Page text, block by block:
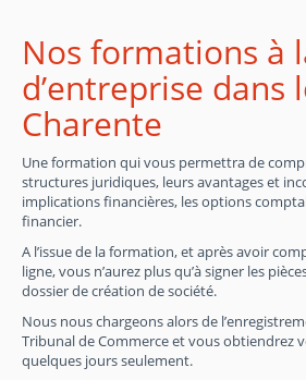
Nos formations à
d’entreprise dans
Charente
Une formation qui vous permettra de
structures juridiques, leurs avantages et
implications financières, les options
financier.
A l’issue de la formation, et après avoir
ligne, vous n’aurez plus qu’à signer les
dossier de création de société.
Nous nous chargeons alors de
Tribunal de Commerce et vous obtiendrez
quelques jours seulement.